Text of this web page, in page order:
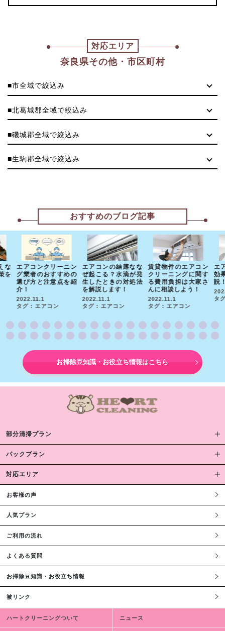
対応エリア
奈良県その他・市区町村
■市全域で絞込み
■北葛城郡全域で絞込み
■磯城郡全域で絞込み
■生駒郡全域で絞込み
おすすめのブログ記事
な
を
エアコンクリーニン
グ業者のおすすめの
選び方と注意点を紹
介！
2022.11.1
タグ : エアコン
エアコンの結露なな
ぜ起こる？水滴が発
生したときの対処法
を解説します！
2022.11.1
タグ : エアコン
賃貸物件のエアコン
クリーニングに関す
る費用負担は大家さ
んに相談しよう！
2022.11.1
タグ : エアコン
エ
効
説
タ
お掃除豆知識・お役立ち情報はこちら
部分清掃プラン
パックプラン
対応エリア
お客様の声
人気プラン
ご利用の流れ
よくある質問
お掃除豆知識・お役立ち情報
被リンク
ハートクリーニングついて ニュース